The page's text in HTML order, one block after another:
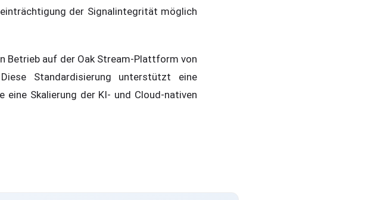
der Signalintegrität möglich
Betrieb auf der Oak Stream-Plattform von
Standardisierung unterstützt eine
Skalierung der KI- und Cloud-nativen